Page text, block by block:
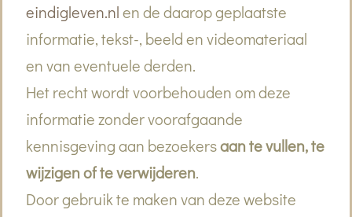
eindigleven.nlen de daarop geplaatste
informatie, tekst-, beeld en videomateriaal
en van eventuele derden.
Het recht wordt voorbehouden om deze
informatie zonder voorafgaande
kennisgeving aan bezoekersaan te vullen, te
wijzigen of te verwijderen.
Door gebruik te maken van deze website